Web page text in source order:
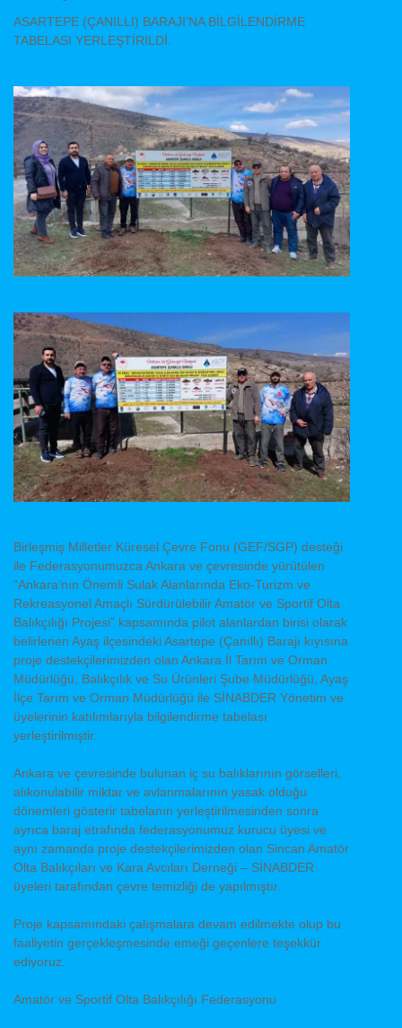
ASARTEPE (ÇANILLI) BARAJI’NA BİLGİLENDİRME
TABELASI YERLEŞTİRİLDİ.
Birleşmiş Milletler Küresel Çevre Fonu (GEF/SGP) desteği
ile Federasyonumuzca Ankara ve çevresinde yürütülen
“Ankara’nın Önemli Sulak Alanlarında Eko-Turizm ve
Rekreasyonel Amaçlı Sürdürülebilir Amatör ve Sportif Olta
Balıkçılığı Projesi” kapsamında pilot alanlardan birisi olarak
belirlenen Ayaş ilçesindeki Asartepe (Çanıllı) Barajı kıyısına
proje destekçilerimizden olan Ankara İl Tarım ve Orman
Müdürlüğü, Balıkçılık ve Su Ürünleri Şube Müdürlüğü, Ayaş
İlçe Tarım ve Orman Müdürlüğü ile SİNABDER Yönetim ve
üyelerinin katılımlarıyla bilgilendirme tabelası
yerleştirilmiştir.
Ankara ve çevresinde bulunan iç su balıklarının görselleri,
alıkonulabilir miktar ve avlanmalarının yasak olduğu
dönemleri gösterir tabelanın yerleştirilmesinden sonra
ayrıca baraj etrafında federasyonumuz kurucu üyesi ve
aynı zamanda proje destekçilerimizden olan Sincan Amatör
Olta Balıkçıları ve Kara Avcıları Derneği – SİNABDER
üyeleri tarafından çevre temizliği de yapılmıştır.
Proje kapsamındaki çalışmalara devam edilmekte olup bu
faaliyetin gerçekleşmesinde emeği geçenlere teşekkür
ediyoruz.
Amatör ve Sportif Olta Balıkçılığı Federasyonu